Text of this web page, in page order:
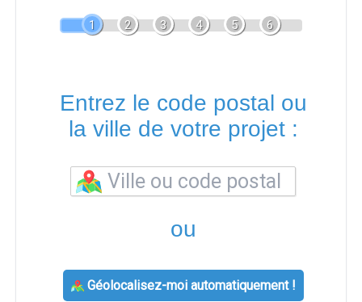
1 2 3 4 5 6
Entrez le code postal ou
la ville de votre projet :
ou
Géolocalisez-moi automatiquement !